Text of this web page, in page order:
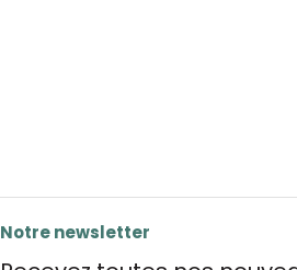
Notre newsletter